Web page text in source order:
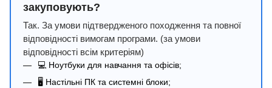
закуповують?
Так. За умови підтвердженого походження та повної
відповідності вимогам програми. (за умови
відповідності всім критеріям)
💻 Ноутбуки для навчання та офісів;
🖥️ Настільні ПК та системні блоки;